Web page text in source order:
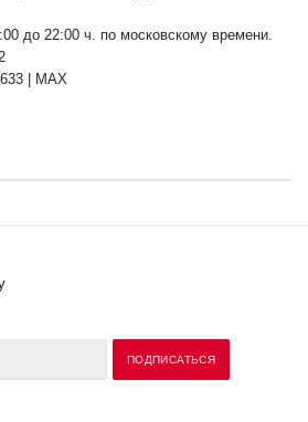
до 22:00 ч. по московскому времени.
| MAX